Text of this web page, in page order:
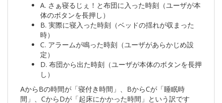
A. さぁ寝るじぇ！と布団に入った時刻（ユーザが本
体のボタンを長押し）
B. 実際に寝入った時刻（ベッドの揺れが収まった
時）
C. アラームが鳴った時刻（ユーザがあらかじめ設
定）
D. 布団から出た時刻（ユーザが本体のボタンを長押
し）
AからBの時間が「寝付き時間」、BからCが「睡眠時
間」、CからDが「起床にかかった時間」という訳です